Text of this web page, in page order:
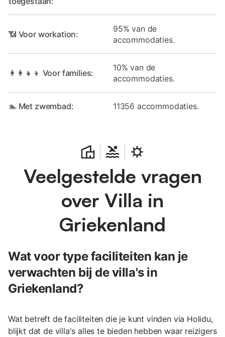
📶 Voor workation:
95% van de
accommodaties.
👩‍👩‍👧‍👦 Voor families:
10% van de
accommodaties.
🏊 Met zwembad: 11356 accommodaties.
Veelgestelde vragen
over Villa in
Griekenland
Wat voor type faciliteiten kan je
verwachten bij de villa's in
Griekenland?
Wat betreft de faciliteiten die je kunt vinden via Holidu,
blijkt dat de villa's alles te bieden hebben waar reizigers